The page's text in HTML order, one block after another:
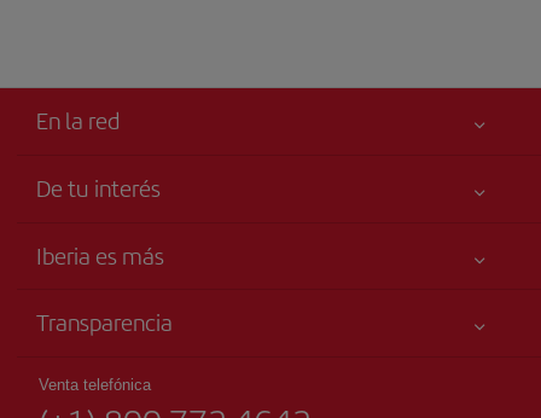
En la red
De tu interés
Accesibilidad
Mapa del sitio
Iberia es más
Grupo Iberia
Accionistas e Inversores
Nuestras Alianzas
Transparencia
Venta telefónica